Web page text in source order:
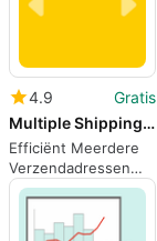
4.9
Gratis
Multiple Shipping Addresses for WooCommerce Address Book
Efficiënt Meerdere
Verzendadressen
Beheren met